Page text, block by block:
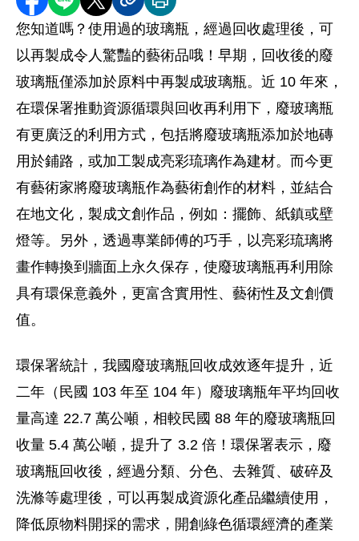
分享至 Facebook
分享到 LINE
分享到 X分享內容連結
列印本頁
您知道嗎？使用過的玻璃瓶，經過回收處理後，可
以再製成令人驚豔的藝術品哦！早期，回收後的廢
玻璃瓶僅添加於原料中再製成玻璃瓶。近 10 年來，
在環保署推動資源循環與回收再利用下，廢玻璃瓶
有更廣泛的利用方式，包括將廢玻璃瓶添加於地磚
用於鋪路，或加工製成亮彩琉璃作為建材。而今更
有藝術家將廢玻璃瓶作為藝術創作的材料，並結合
在地文化，製成文創作品，例如：擺飾、紙鎮或壁
燈等。另外，透過專業師傅的巧手，以亮彩琉璃將
畫作轉換到牆面上永久保存，使廢玻璃瓶再利用除
具有環保意義外，更富含實用性、藝術性及文創價
值。
環保署統計，我國廢玻璃瓶回收成效逐年提升，近
二年（民國 103 年至 104 年）廢玻璃瓶年平均回收
量高達 22.7 萬公噸，相較民國 88 年的廢玻璃瓶回
收量 5.4 萬公噸，提升了 3.2 倍！環保署表示，廢
玻璃瓶回收後，經過分類、分色、去雜質、破碎及
洗滌等處理後，可以再製成資源化產品繼續使用，
降低原物料開採的需求，開創綠色循環經濟的產業